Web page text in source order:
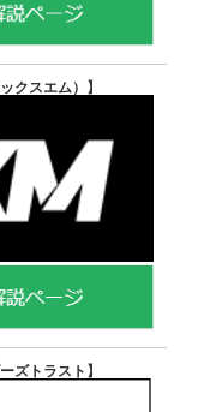
クスエム） 】
ズトラスト 】